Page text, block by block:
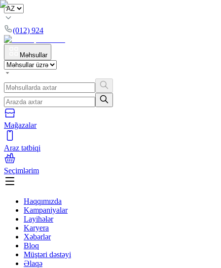
(012) 924
Məhsullar
Mağazalar
Araz tətbiqi
Seçimlərim
Haqqımızda
Kampaniyalar
Layihələr
Karyera
Xəbərlər
Bloq
Müştəri dəstəyi
Əlaqə